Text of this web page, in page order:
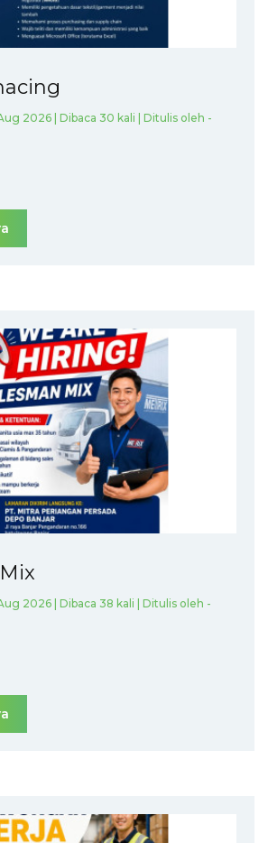
2026 | Dibaca 30 kali | Ditulis oleh -
2026 | Dibaca 38 kali | Ditulis oleh -